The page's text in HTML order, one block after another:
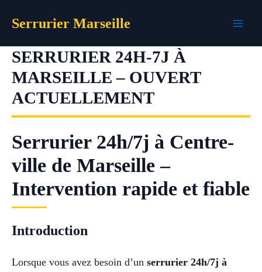
Serrurier Marseille
SERRURIER 24H-7J À
MARSEILLE – OUVERT
ACTUELLEMENT
Serrurier 24h/7j à Centre-
ville de Marseille –
Intervention rapide et fiable
Introduction
Lorsque vous avez besoin d’un serrurier 24h/7j à